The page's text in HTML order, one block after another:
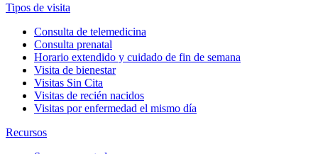
Tipos de visita
Consulta de telemedicina
Consulta prenatal
Horario extendido y cuidado de fin de semana
Visita de bienestar
Visitas Sin Cita
Visitas de recién nacidos
Visitas por enfermedad el mismo día
Recursos